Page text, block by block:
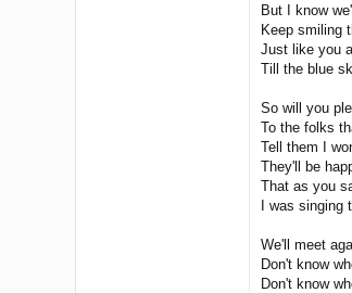
But I know
Keep smiling
Just like you
Till the blue
So will you
To the folks
Tell them I
They'll be
That as you
I was singing
We'll meet
Don't know
Don't know